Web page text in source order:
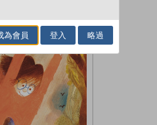
為會員 登入 略過